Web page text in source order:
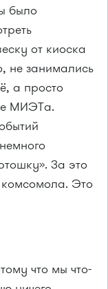
было
от киоска
не занимались
а просто
МИЭТа.
За это
Это
что мы что-